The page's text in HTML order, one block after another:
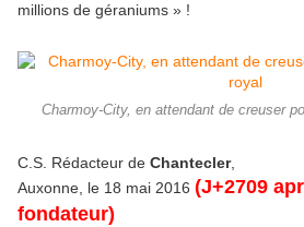
millions de géraniums » !
Charmoy-City, en attendant de creuser
C.S. Rédacteur de Chantecler,
Auxonne, le 18 mai 2016 (J+2709
fondateur)